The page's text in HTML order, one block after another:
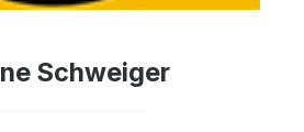
Schweiger